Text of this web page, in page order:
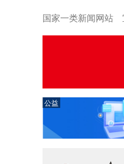
国家一类新闻网站
公益